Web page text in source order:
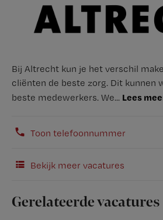
Bij Altrecht kun je het verschil
cliënten de beste zorg. Dit kunnen
beste medewerkers. We... Lees
Toon telefoonnummer
Bekijk meer vacatures
Gerelateerde vacatures